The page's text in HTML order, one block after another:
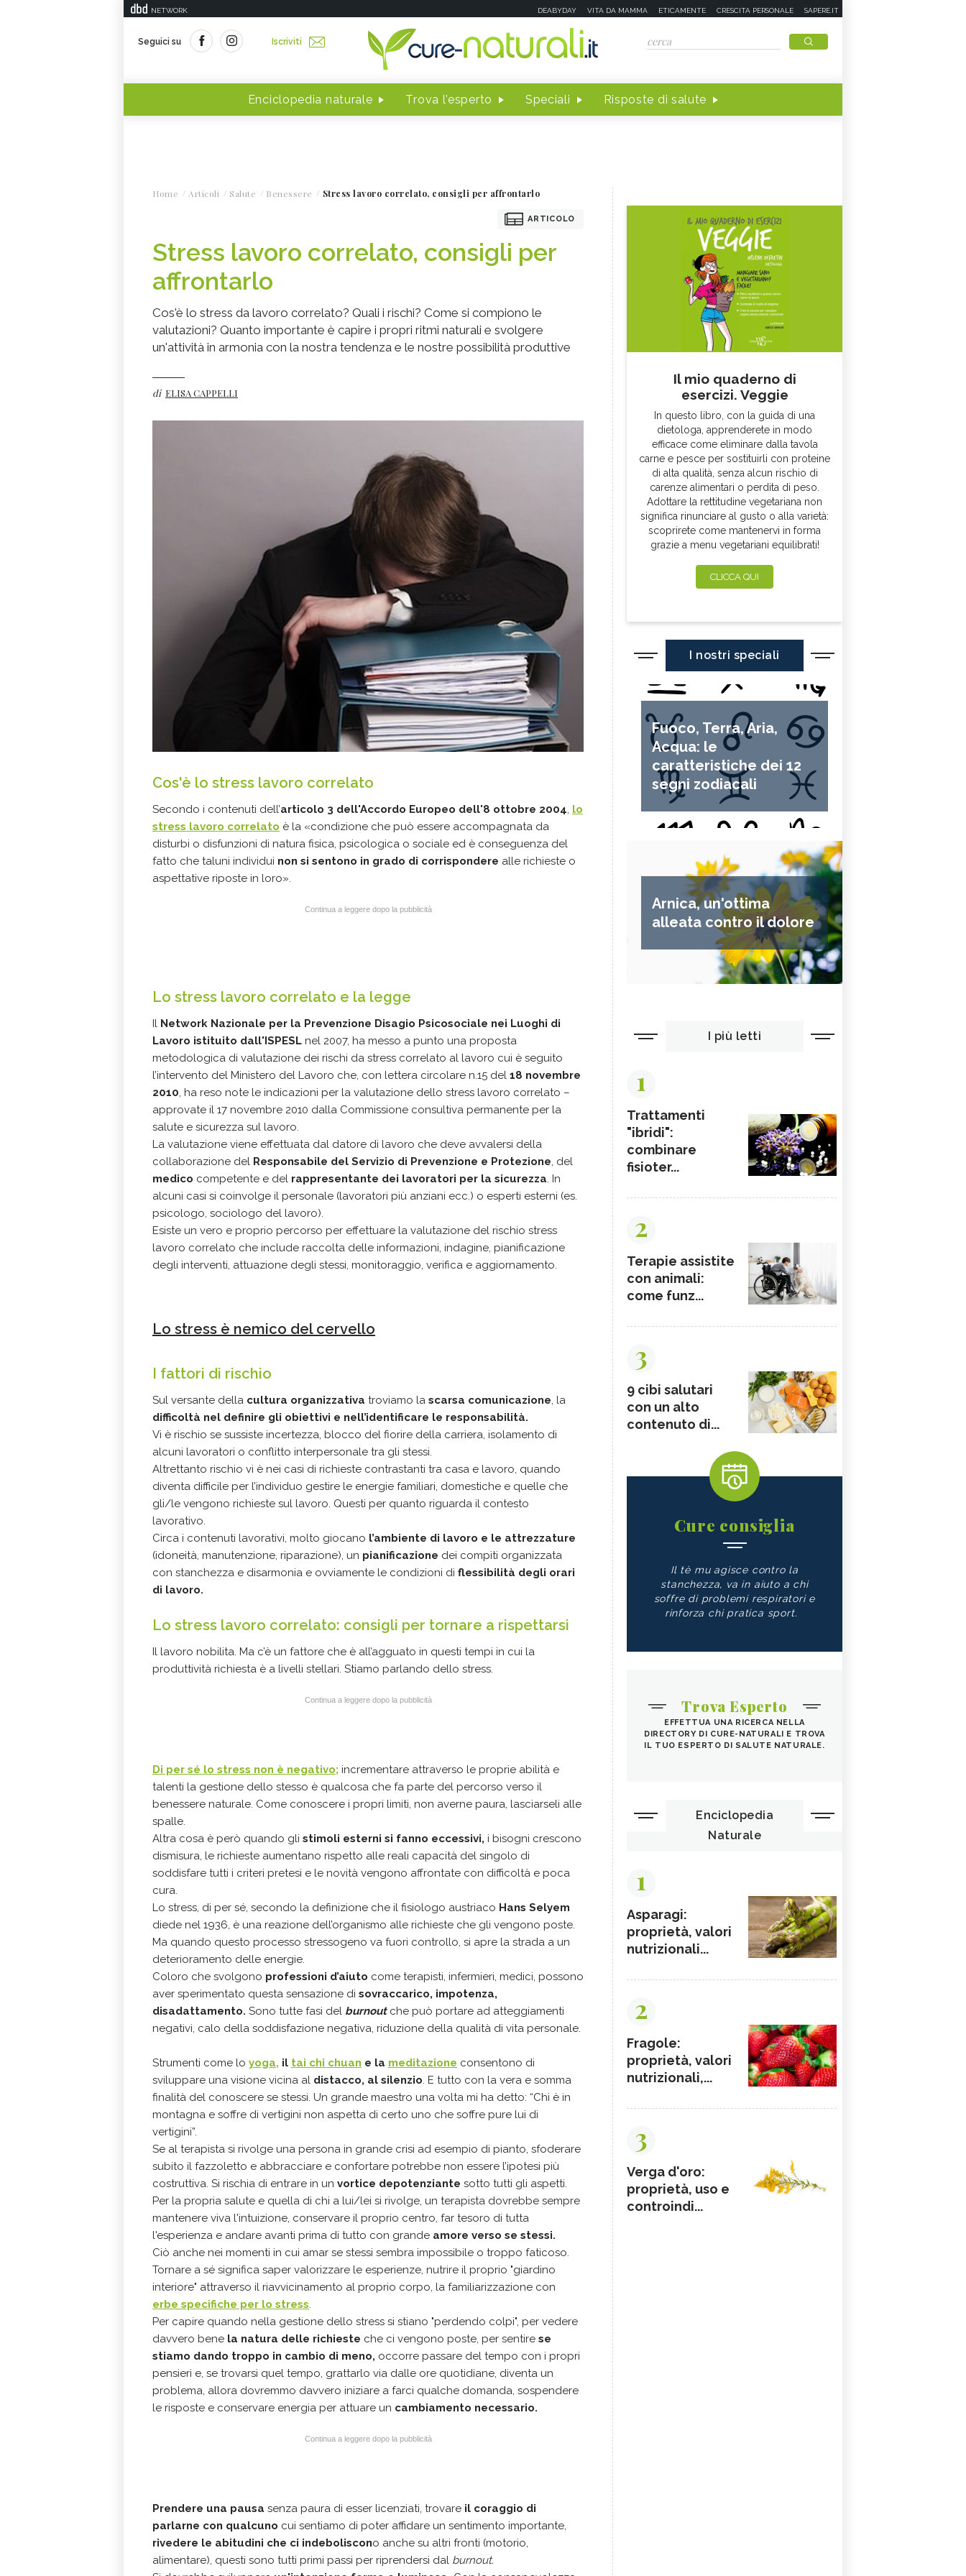
NETWORK DEABYDAY VITA DA MAMMA ETICAMENTE CRESCITA PERSONALE SAPERE.IT
Seguici su Iscriviti
Enciclopedia naturale Trova l'esperto Speciali Risposte di salute
Home Articoli Salute Benessere Stress lavoro correlato, consigli per affrontarlo
ARTICOLO
Stress lavoro correlato, consigli per
affrontarlo
Cos'è lo stress da lavoro correlato? Quali i rischi? Come si compiono le
valutazioni? Quanto importante è capire i propri ritmi naturali e svolgere
un'attività in armonia con la nostra tendenza e le nostre possibilità produttive
di ELISA CAPPELLI
Cos'è lo stress lavoro correlato
Secondo i contenuti dell’articolo 3 dell'Accordo Europeo dell'8 ottobre 2004, lo
stress lavoro correlato è la «condizione che può essere accompagnata da
disturbi o disfunzioni di natura fisica, psicologica o sociale ed è conseguenza del
fatto che taluni individui non si sentono in grado di corrispondere alle richieste o
aspettative riposte in loro».
Continua a leggere dopo la pubblicità
Lo stress lavoro correlato e la legge
Il Network Nazionale per la Prevenzione Disagio Psicosociale nei Luoghi di
Lavoro istituito dall'ISPESL nel 2007, ha messo a punto una proposta
metodologica di valutazione dei rischi da stress correlato al lavoro cui è seguito
l’intervento del Ministero del Lavoro che, con lettera circolare n.15 del 18 novembre
2010, ha reso note le indicazioni per la valutazione dello stress lavoro correlato –
approvate il 17 novembre 2010 dalla Commissione consultiva permanente per la
salute e sicurezza sul lavoro.
La valutazione viene effettuata dal datore di lavoro che deve avvalersi della
collaborazione del Responsabile del Servizio di Prevenzione e Protezione, del
medico competente e del rappresentante dei lavoratori per la sicurezza. In
alcuni casi si coinvolge il personale (lavoratori più anziani ecc.) o esperti esterni (es.
psicologo, sociologo del lavoro).
Esiste un vero e proprio percorso per effettuare la valutazione del rischio stress
lavoro correlato che include raccolta delle informazioni, indagine, pianificazione
degli interventi, attuazione degli stessi, monitoraggio, verifica e aggiornamento.
Lo stress è nemico del cervello
I fattori di rischio
Sul versante della cultura organizzativa troviamo la scarsa comunicazione, la
difficoltà nel definire gli obiettivi e nell’identificare le responsabilità.
Vi è rischio se sussiste incertezza, blocco del fiorire della carriera, isolamento di
alcuni lavoratori o conflitto interpersonale tra gli stessi.
Altrettanto rischio vi è nei casi di richieste contrastanti tra casa e lavoro, quando
diventa difficile per l’individuo gestire le energie familiari, domestiche e quelle che
gli/le vengono richieste sul lavoro. Questi per quanto riguarda il contesto
lavorativo.
Circa i contenuti lavorativi, molto giocano l’ambiente di lavoro e le attrezzature
(idoneità, manutenzione, riparazione), un pianificazione dei compiti organizzata
con stanchezza e disarmonia e ovviamente le condizioni di flessibilità degli orari
di lavoro.
Lo stress lavoro correlato: consigli per tornare a rispettarsi
Il lavoro nobilita. Ma c’è un fattore che è all’agguato in questi tempi in cui la
produttività richiesta è a livelli stellari. Stiamo parlando dello stress.
Continua a leggere dopo la pubblicità
Di per sé lo stress non è negativo; incrementare attraverso le proprie abilità e
talenti la gestione dello stesso è qualcosa che fa parte del percorso verso il
benessere naturale. Come conoscere i propri limiti, non averne paura, lasciarseli alle
spalle.
Altra cosa è però quando gli stimoli esterni si fanno eccessivi, i bisogni crescono
dismisura, le richieste aumentano rispetto alle reali capacità del singolo di
soddisfare tutti i criteri pretesi e le novità vengono affrontate con difficoltà e poca
cura.
Lo stress, di per sé, secondo la definizione che il fisiologo austriaco Hans Selyem
diede nel 1936, è una reazione dell’organismo alle richieste che gli vengono poste.
Ma quando questo processo stressogeno va fuori controllo, si apre la strada a un
deterioramento delle energie.
Coloro che svolgono professioni d’aiuto come terapisti, infermieri, medici, possono
aver sperimentato questa sensazione di sovraccarico, impotenza,
disadattamento. Sono tutte fasi del burnoutche può portare ad atteggiamenti
negativi, calo della soddisfazione negativa, riduzione della qualità di vita personale.
Strumenti come lo yoga, il tai chi chuan e la meditazione consentono di
sviluppare una visione vicina al distacco, al silenzio. E tutto con la vera e somma
finalità del conoscere se stessi. Un grande maestro una volta mi ha detto: “Chi è in
montagna e soffre di vertigini non aspetta di certo uno che soffre pure lui di
vertigini”.
Se al terapista si rivolge una persona in grande crisi ad esempio di pianto, sfoderare
subito il fazzoletto e abbracciare e confortare potrebbe non essere l’ipotesi più
costruttiva. Si rischia di entrare in un vortice depotenziante sotto tutti gli aspetti.
Per la propria salute e quella di chi a lui/lei si rivolge, un terapista dovrebbe sempre
mantenere viva l'intuizione, conservare il proprio centro, far tesoro di tutta
l'esperienza e andare avanti prima di tutto con grande amore verso se stessi.
Ciò anche nei momenti in cui amar se stessi sembra impossibile o troppo faticoso.
Tornare a sé significa saper valorizzare le esperienze, nutrire il proprio "giardino
interiore" attraverso il riavvicinamento al proprio corpo, la familiarizzazione con
erbe specifiche per lo stress.
Per capire quando nella gestione dello stress si stiano "perdendo colpi", per vedere
davvero bene la natura delle richieste che ci vengono poste, per sentire se
stiamo dando troppo in cambio di meno, occorre passare del tempo con i propri
pensieri e, se trovarsi quel tempo, grattarlo via dalle ore quotidiane, diventa un
problema, allora dovremmo davvero iniziare a farci qualche domanda, sospendere
le risposte e conservare energia per attuare un cambiamento necessario.
Continua a leggere dopo la pubblicità
Prendere una pausa senza paura di esser licenziati, trovare il coraggio di
parlarne con qualcuno cui sentiamo di poter affidare un sentimento importante,
rivedere le abitudini che ci indeboliscono anche su altri fronti (motorio,
alimentare), questi sono tutti primi passi per riprendersi dal burnout.
Il mio quaderno di
esercizi. Veggie
In questo libro, con la guida di una
dietologa, apprenderete in modo
efficace come eliminare dalla tavola
carne e pesce per sostituirli con proteine
di alta qualità, senza alcun rischio di
carenze alimentari o perdita di peso.
Adottare la rettitudine vegetariana non
significa rinunciare al gusto o alla varietà:
scoprirete come mantenervi in forma
grazie a menu vegetariani equilibrati!
CLICCA QUI
I nostri speciali
Fuoco, Terra, Aria,
Acqua: le
caratteristiche dei 12
segni zodiacali
Arnica, un'ottima
alleata contro il dolore
I più letti
1
Trattamenti
"ibridi":
combinare
fisioter...
2
Terapie assistite
con animali:
come funz...
3
9 cibi salutari
con un alto
contenuto di...
Cure consiglia
Il tè mu agisce contro la
stanchezza, va in aiuto a chi
soffre di problemi respiratori e
rinforza chi pratica sport.
Trova Esperto
EFFETTUA UNA RICERCA NELLA
DIRECTORY DI CURE-NATURALI E TROVA
IL TUO ESPERTO DI SALUTE NATURALE.
Enciclopedia
Naturale
1
Asparagi:
proprietà, valori
nutrizionali...
2
Fragole:
proprietà, valori
nutrizionali,...
3
Verga d'oro:
proprietà, uso e
controindi...